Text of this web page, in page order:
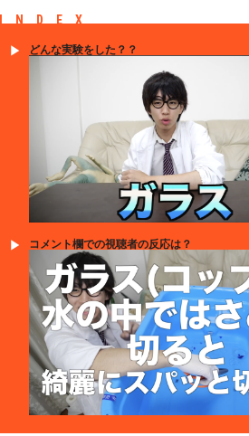
INDEX
どんな実験をした？？
コメント欄での視聴者の反応は？